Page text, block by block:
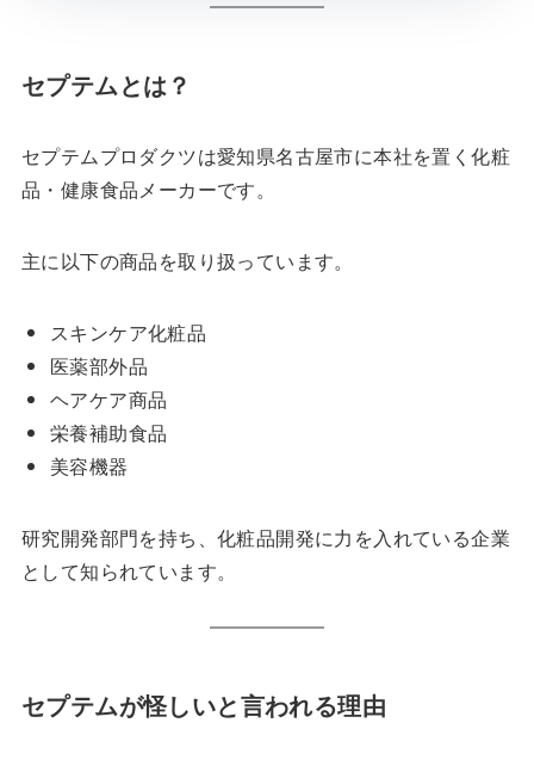
セプテムとは？
セプテムプロダクツは愛知県名古屋市に本社を置く化粧
品・健康食品メーカーです。
主に以下の商品を取り扱っています。
スキンケア化粧品
医薬部外品
ヘアケア商品
栄養補助食品
美容機器
研究開発部門を持ち、化粧品開発に力を入れている企業
として知られています。
セプテムが怪しいと言われる理由